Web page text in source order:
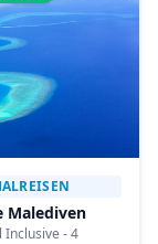
Malediven
Inclusive - 4